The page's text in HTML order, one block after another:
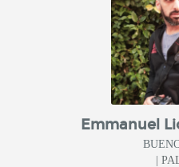
Emmanuel
|